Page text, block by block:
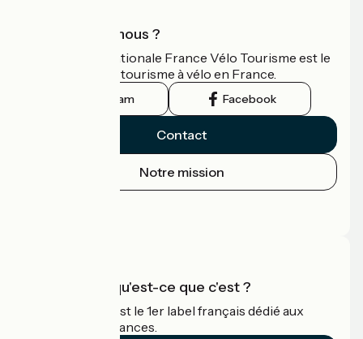
Qui sommes-nous ?
L'association nationale France Vélo Tourisme est le
guide officiel du tourisme à vélo en France.
Instagram Facebook
Contact
Notre mission
Accueil Vélo qu'est-ce que c'est ?
Accueil Vélo c'est le 1er label français dédié aux
cyclistes en vacances.